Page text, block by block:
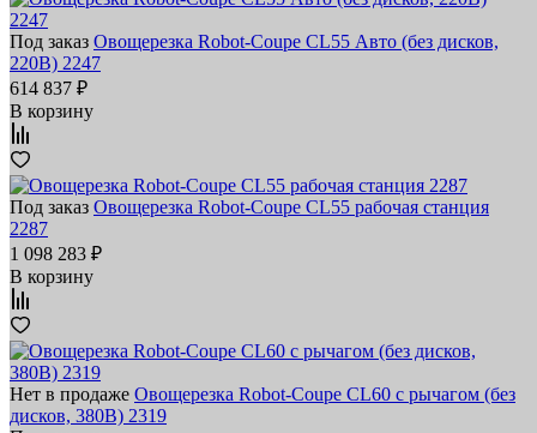
Под заказ Овощерезка Robot-Coupe CL55 Авто (без дисков,
220В) 2247
614 837 ₽
В корзину
Под заказ Овощерезка Robot-Coupe CL55 рабочая станция
2287
1 098 283 ₽
В корзину
Нет в продаже Овощерезка Robot-Coupe CL60 с рычагом (без
дисков, 380В) 2319